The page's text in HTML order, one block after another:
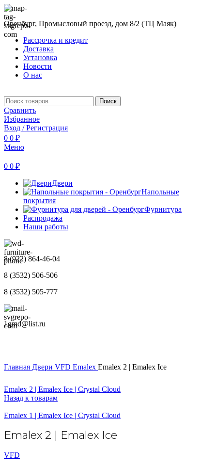
Оренбург, Промысловый проезд, дом 8/2 (ТЦ Маяк)
Рассрочка и кредит
Доставка
Установка
Новости
О нас
Поиск
Сравнить
Избранное
Вход / Регистрация
0 0 ₽
Меню
0 0 ₽
Двери
Напольные
покрытия
Фурнитура
Распродажа
Наши работы
8 (922) 864-46-04
8 (3532) 506-506
8 (3532) 505-777
1gmd@list.ru
Главная Двери VFD Emalex Emalex 2 | Emalex Ice
Emalex 2 | Emalex Ice | Crystal Cloud
Назад к товарам
Emalex 1 | Emalex Ice | Crystal Cloud
Emalex 2 | Emalex Ice
VFD